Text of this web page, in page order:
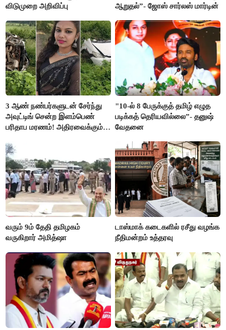
விடுமுறை அறிவிப்பு
ஆறுதல்”- ஜோஸ் சார்லஸ் மார்டின்
3 ஆண் நண்பர்களுடன் சேர்ந்து
அவுட்டிங் சென்ற இளம்பெண்
பரிதாப மரணம்! அதிரவைக்கும்
"10-ல் 8 பேருக்குத் தமிழ் எழுத
படிக்கத் தெரியவில்லை”- தனுஷ்
வேதனை
வரும் 9ம் தேதி தமிழகம்
வருகிறார் அமித்ஷா
டாஸ்மாக் கடைகளில் ரசீது வழங்க
நீதிமன்றம் உத்தரவு